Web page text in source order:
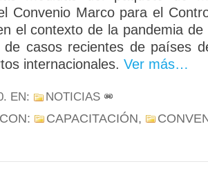
Convenio Marco para el
el contexto de la pandemia
de casos recientes de países
internacionales. Ver más…
. EN: NOTICIAS
CAPACITACIÓN,